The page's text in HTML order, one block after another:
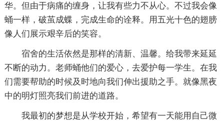
华。但由于病痛的缠身，让我有些力不从心。不过我会像
蛹一样，破茧成蝶，完成生命的诠释。用五光十色的翅膀
像人们展示艰辛后的笑容。
宿舍的生活依然是那样的清新、温馨。给我带来延延
不断的动力。老师蛹他们的爱心，去爱护每一学生。在我
们需要帮助的时候及时地向我们伸出援助之手。就像黑夜
中的明灯照亮我们前进的道路。
我最初的梦想是从学校开始，希望有一天能用自己微